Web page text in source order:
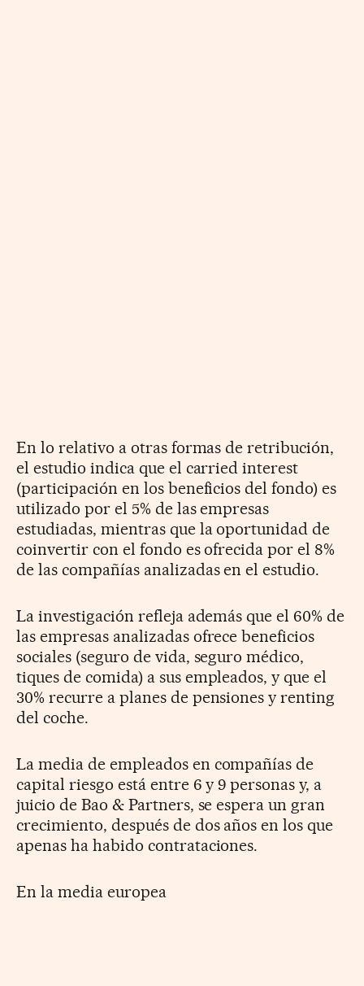
En lo relativo a otras formas de retribución,
el estudio indica que el carried interest
(participación en los beneficios del fondo) es
utilizado por el 5% de las empresas
estudiadas, mientras que la oportunidad de
coinvertir con el fondo es ofrecida por el 8%
de las compañías analizadas en el estudio.
La investigación refleja además que el 60% de
las empresas analizadas ofrece beneficios
sociales (seguro de vida, seguro médico,
tiques de comida) a sus empleados, y que el
30% recurre a planes de pensiones y renting
del coche.
La media de empleados en compañías de
capital riesgo está entre 6 y 9 personas y, a
juicio de Bao & Partners, se espera un gran
crecimiento, después de dos años en los que
apenas ha habido contrataciones.
En la media europea